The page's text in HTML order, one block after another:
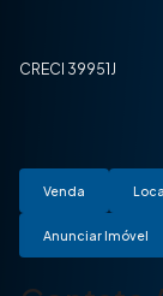
CRECI 39951J
Venda
Anunciar Imóvel